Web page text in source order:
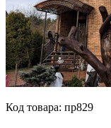
Код товара: пр829